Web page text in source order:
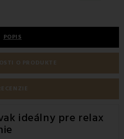
POPIS
O PRODUKTE
ideálny pre relax